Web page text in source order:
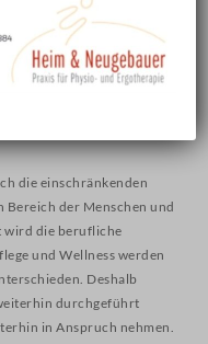
Ergotherapie und
Die medizinische
die einschränkenden
Bereich der Menschen und
wird die berufliche
und Wellness werden
Deshalb
durchgeführt
in Anspruch nehmen.